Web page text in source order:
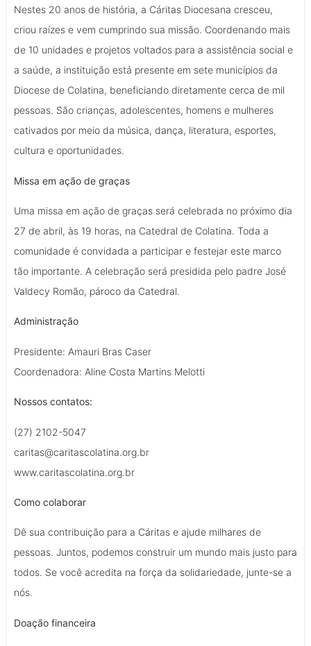
Nestes 20 anos de história, a Cáritas Diocesana cresceu,
criou raízes e vem cumprindo sua missão. Coordenando mais
de 10 unidades e projetos voltados para a assistência social e
a saúde, a instituição está presente em sete municípios da
Diocese de Colatina, beneficiando diretamente cerca de mil
pessoas. São crianças, adolescentes, homens e mulheres
cativados por meio da música, dança, literatura, esportes,
cultura e oportunidades.
Missa em ação de graças
Uma missa em ação de graças será celebrada no próximo dia
27 de abril, às 19 horas, na Catedral de Colatina. Toda a
comunidade é convidada a participar e festejar este marco
tão importante. A celebração será presidida pelo padre José
Valdecy Romão, pároco da Catedral.
Administração
Presidente: Amauri Bras Caser
Coordenadora: Aline Costa Martins Melotti
Nossos contatos:
(27) 2102-5047
caritas@caritascolatina.org.br
www.caritascolatina.org.br
Como colaborar
Dê sua contribuição para a Cáritas e ajude milhares de
pessoas. Juntos, podemos construir um mundo mais justo para
todos. Se você acredita na força da solidariedade, junte-se a
nós.
Doação financeira